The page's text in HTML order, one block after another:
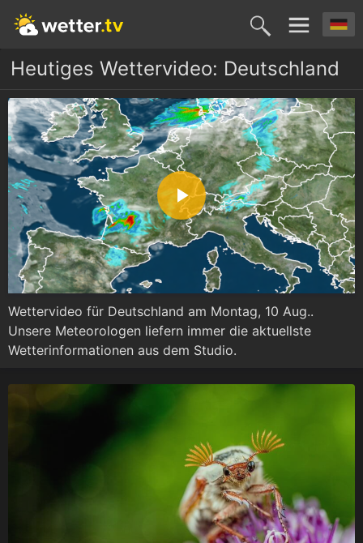
Heutiges Wettervideo: Deutschland
P
a
i
d
Wettervideo für Deutschland am Montag, 10 Aug..
Unsere Meteorologen liefern immer die aktuellste
Wetterinformationen aus dem Studio.